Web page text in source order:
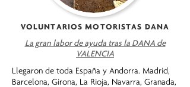
VOLUNTARIOS MOTORISTAS DANA
La gran labor de ayuda tras la DANA de
VALENCIA
Llegaron de toda España y Andorra. Madrid,
Barcelona, Girona, La Rioja, Navarra, Granada,